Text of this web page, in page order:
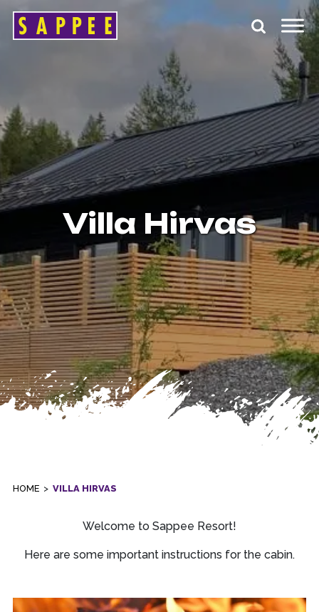
Päävalikko
Villa Hirvas
HOME > VILLA HIRVAS
Welcome to Sappee Resort!
Here are some important instructions for the cabin.